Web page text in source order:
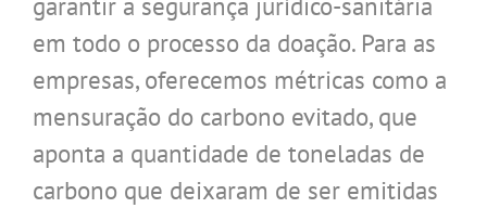
em todo o processo da doação. Para as
empresas, oferecemos métricas como a
mensuração do carbono evitado, que
aponta a quantidade de toneladas de
carbono que deixaram de ser emitidas